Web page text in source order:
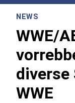
NEWS
WWE/
diverse
WWE